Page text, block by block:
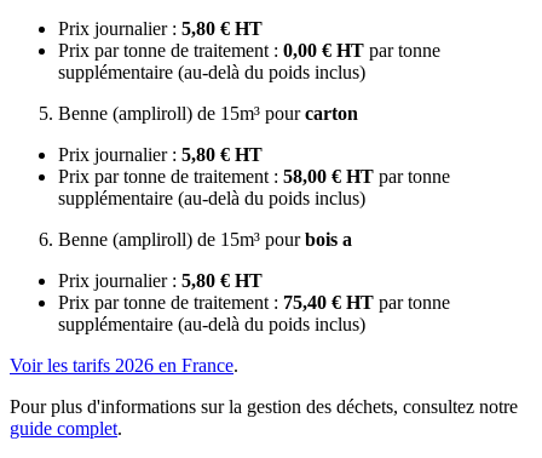
Prix journalier : 5,80 € HT
Prix par tonne de traitement : 0,00 € HT par tonne
supplémentaire (au-delà du poids inclus)
Benne (ampliroll) de 15m³ pourcarton
Prix journalier : 5,80 € HT
Prix par tonne de traitement : 58,00 € HT par tonne
supplémentaire (au-delà du poids inclus)
Benne (ampliroll) de 15m³ pourbois a
Prix journalier : 5,80 € HT
Prix par tonne de traitement : 75,40 € HT par tonne
supplémentaire (au-delà du poids inclus)
Voir les tarifs 2026 en France.
Pour plus d'informations sur la gestion des déchets, consultez notre
guide complet.